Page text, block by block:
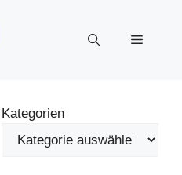
Menü
Kategorien